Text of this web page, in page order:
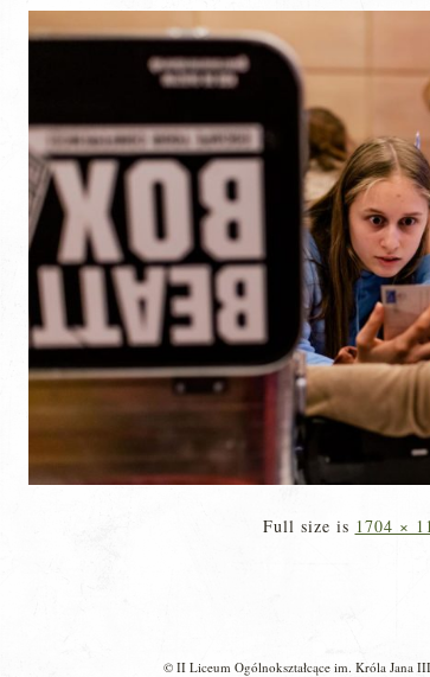
Full size is 1704 ×
© II Liceum Ogólnokształcące im. Króla Jana